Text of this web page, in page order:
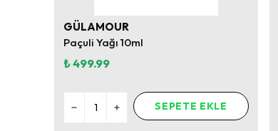
GÜLAMOUR
Paçuli Yağı 10ml
₺ 499.99
SEPETE EKLE